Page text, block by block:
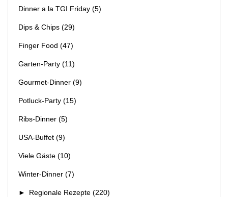
Dinner a la TGI Friday (5)
Dips & Chips (29)
Finger Food (47)
Garten-Party (11)
Gourmet-Dinner (9)
Potluck-Party (15)
Ribs-Dinner (5)
USA-Buffet (9)
Viele Gäste (10)
Winter-Dinner (7)
► Regionale Rezepte (220)